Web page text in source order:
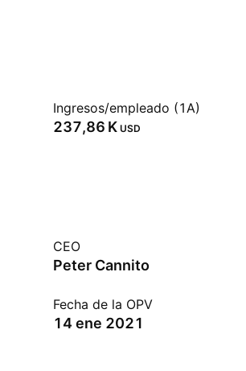
Ingresos/empleado (1A)
‪237,86 K‬ USD
CEO
Peter Cannito
Fecha de la OPV
14 ene 2021